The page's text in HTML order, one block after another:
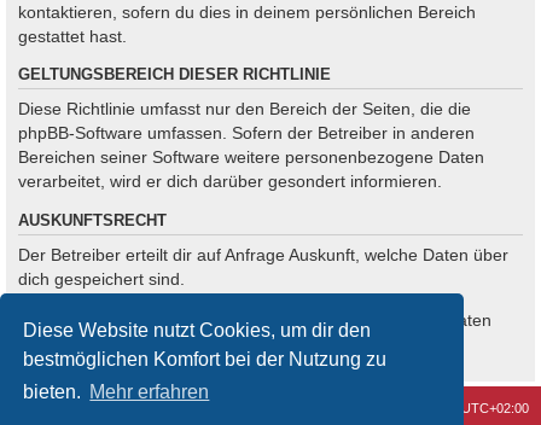
Diese Website nutzt Cookies, um dir den
bestmöglichen Komfort bei der Nutzung zu
bieten. Mehr erfahren
kontaktieren, sofern du dies in deinem persönlichen Bereich
gestattet hast.
GELTUNGSBEREICH DIESER RICHTLINIE
Diese Richtlinie umfasst nur den Bereich der Seiten, die die
phpBB-Software umfassen. Sofern der Betreiber in anderen
Bereichen seiner Software weitere personenbezogene Daten
verarbeitet, wird er dich darüber gesondert informieren.
AUSKUNFTSRECHT
Der Betreiber erteilt dir auf Anfrage Auskunft, welche Daten über
dich gespeichert sind.
Du kannst jederzeit die Löschung bzw. Sperrung deiner Daten
verlangen. Kontaktiere hierzu bitte den Betreiber.
UTC+02:00